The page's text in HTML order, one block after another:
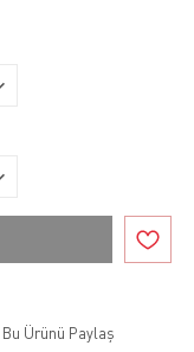
Bu Ürünü Paylaş